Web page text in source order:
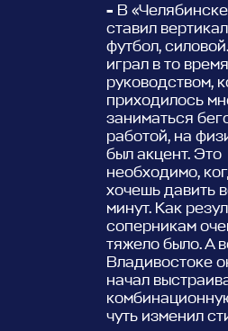
- В
ставил
футбол,
играл в то
руководством,
приходилось
заниматься
работой, на
был акцент. Это
необходимо,
хочешь давить
минут. Как
соперникам
тяжело было. А
Владивостоке
начал
чуть изменил